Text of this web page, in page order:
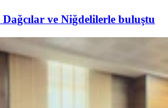
ve Niğdelilerle buluştu